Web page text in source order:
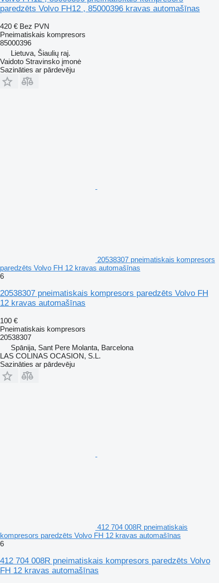
paredzēts Volvo FH12 , 85000396 kravas automašīnas
420 € Bez PVN
Pneimatiskais kompresors
85000396
Lietuva, Šiaulių raj.
Vaidoto Stravinsko įmonė
Sazināties ar pārdevēju
20538307 pneimatiskais kompresors
paredzēts Volvo FH 12 kravas automašīnas
6
20538307 pneimatiskais kompresors paredzēts Volvo FH
12 kravas automašīnas
100 €
Pneimatiskais kompresors
20538307
Spānija, Sant Pere Molanta, Barcelona
LAS COLINAS OCASION, S.L.
Sazināties ar pārdevēju
412 704 008R pneimatiskais
kompresors paredzēts Volvo FH 12 kravas automašīnas
6
412 704 008R pneimatiskais kompresors paredzēts Volvo
FH 12 kravas automašīnas